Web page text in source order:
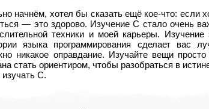
начнём, хотел бы сказать ещё кое-что: если
— это здорово. Изучение C стало очень
техники и моей карьеры. Изучение
языка программирования сделает вас
никакое оправдание. Изучайте вещи просто
стать ориентиром, чтобы разобраться в
С.